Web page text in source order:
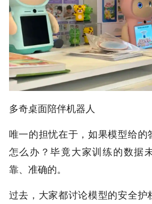
多奇桌面陪伴机器人
唯一的担忧在于，如果模型给的
怎么办？毕竟大家训练的数据
靠、准确的。
过去，大家都讨论模型的安全护